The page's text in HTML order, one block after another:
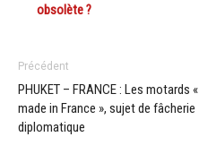
obsolète ?
Précédent
PHUKET – FRANCE : Les motards «
made in France », sujet de fâcherie
diplomatique